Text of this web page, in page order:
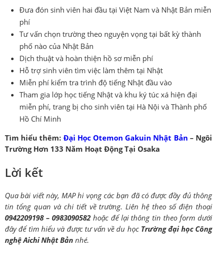
Đưa đón sinh viên hai đầu tại Việt Nam và Nhật Bản miễn
phí
Tư vấn chọn trường theo nguyện vọng tại bất kỳ thành
phố nào của Nhật Bản
Dịch thuật và hoàn thiện hồ sơ miễn phí
Hỗ trợ sinh viên tìm việc làm thêm tại Nhật
Miễn phí kiểm tra trình độ tiếng Nhật đầu vào
Tham gia lớp học tiếng Nhật và khu ký túc xá hiện đại
miễn phí, trang bị cho sinh viên tại Hà Nội và Thành phố
Hồ Chí Minh
Tìm hiểu thêm: Đại Học Otemon Gakuin Nhật Bản – Ngôi
Trường Hơn 133 Năm Hoạt Động Tại Osaka
Lời kết
Qua bài viết này, MAP hi vọng các bạn đã có được đầy đủ thông
tin tổng quan và chi tiết về trường. Liên hệ theo số điện thoại
0942209198 – 0983090582hoặc để lại thông tin theo form dưới
đây để tìm hiểu và được tư vấn về du học Trường đại học Công
nghệ Aichi Nhật Bản nhé.